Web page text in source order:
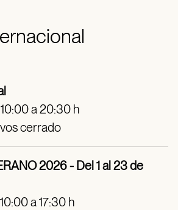
a 20:30 h
cerrado
2026 - Del 1 al 23 de
a 17:30 h